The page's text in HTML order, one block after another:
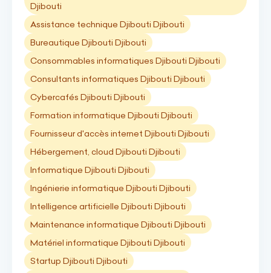
Djibouti
Assistance technique Djibouti Djibouti
Bureautique Djibouti Djibouti
Consommables informatiques Djibouti Djibouti
Consultants informatiques Djibouti Djibouti
Cybercafés Djibouti Djibouti
Formation informatique Djibouti Djibouti
Fournisseur d'accès internet Djibouti Djibouti
Hébergement, cloud Djibouti Djibouti
Informatique Djibouti Djibouti
Ingénierie informatique Djibouti Djibouti
Intelligence artificielle Djibouti Djibouti
Maintenance informatique Djibouti Djibouti
Matériel informatique Djibouti Djibouti
Startup Djibouti Djibouti